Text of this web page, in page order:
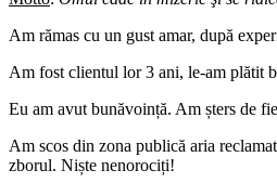
Am rămas cu un gust amar, după
Am fost clientul lor 3 ani, le-am plătit
Eu am avut bunăvoință. Am șters de
Am scos din zona publică aria
zborul. Niște nenorociți!